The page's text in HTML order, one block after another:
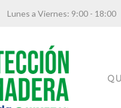
Lunes a Viernes: 9:00 -